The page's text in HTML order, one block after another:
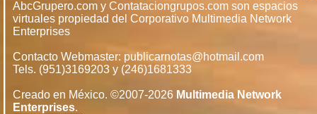
AbcGrupero.com y Contataciongrupos.com son espacios
virtuales propiedad del Corporativo Multimedia Network
Enterprises
Contacto Webmaster: publicarnotas@hotmail.com
Tels. (951)3169203 y (246)1681333
Creado en México. ©2007-2026 Multimedia Network
Enterprises.